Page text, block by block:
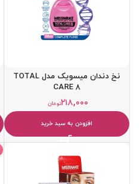
نخ دندان میسویک مدل TOTAL
CARE 8
تومان۲۱۸,۰۰۰
افزودن به سبد خرید